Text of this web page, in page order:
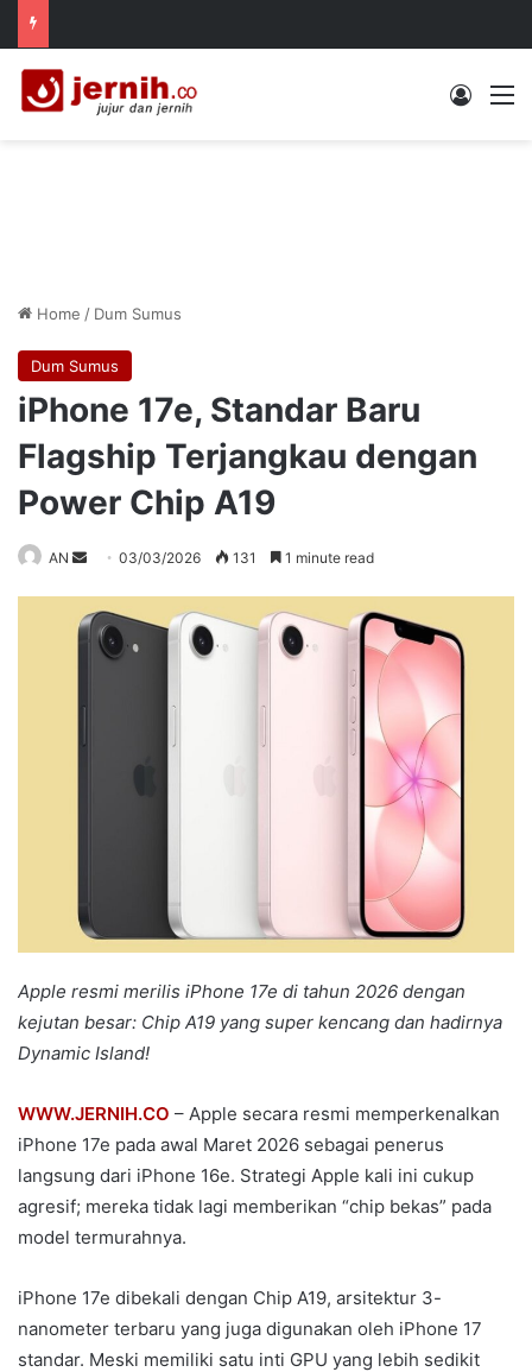
Log In
Home / Dum Sumus
Dum Sumus
iPhone 17e, Standar Baru
Flagship Terjangkau dengan
Power Chip A19
AN
Send
email
03/03/2026 131 1 minute read
Apple resmi merilis iPhone 17e di tahun 2026 dengan
kejutan besar: Chip A19 yang super kencang dan hadirnya
Dynamic Island!
WWW.JERNIH.CO – Apple secara resmi memperkenalkan
iPhone 17e pada awal Maret 2026 sebagai penerus
langsung dari iPhone 16e. Strategi Apple kali ini cukup
agresif; mereka tidak lagi memberikan “chip bekas” pada
model termurahnya.
iPhone 17e dibekali dengan Chip A19, arsitektur 3-
nanometer terbaru yang juga digunakan oleh iPhone 17
standar. Meski memiliki satu inti GPU yang lebih sedikit